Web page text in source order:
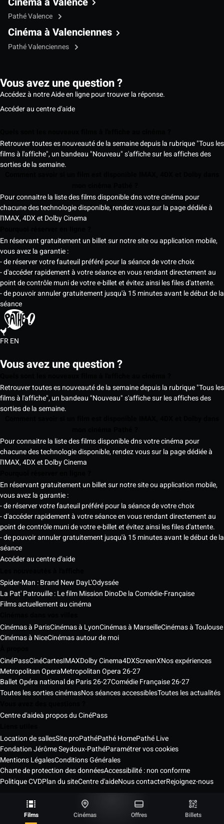
Films Cinémas Offres Billets
Pathé Valence
Cinéma à Valenciennes
Pathé Valenciennes
Vous avez une question ?
Accédez à notre Aide en ligne pour trouver la réponse.
Accéder au centre d'aide
Retrouver toutes es nouveauté de la semaine depuis la rubrique "Tous les
films à l'affiche", un bandeau "Nouveau" s'affiche sur les affiches des
sorties de la semaine.
Pour connaitre la liste des films disponible dns votre cinéma pour
chacune des technologie disponible, rendez vous sur la page dédiée à
l'IMAX, 4DX et Dolby Cinema
En réservant gratuitement un billet sur notre site ou application mobile,
vous avez la garantie :
- de réserver votre fauteuil préféré pour la séance de votre choix
- d'accéder rapidement à votre séance en vous rendant directement au
point de contrôle muni de votre e-billet et évitez ainsi les files d'attente.
- de pouvoir annuler gratuitement jusqu'à 15 minutes avant le début de la
séance
FREN
Vous avez une question ?
Retrouver toutes es nouveauté de la semaine depuis la rubrique "Tous les
films à l'affiche", un bandeau "Nouveau" s'affiche sur les affiches des
sorties de la semaine.
Pour connaitre la liste des films disponible dns votre cinéma pour
chacune des technologie disponible, rendez vous sur la page dédiée à
l'IMAX, 4DX et Dolby Cinema
En réservant gratuitement un billet sur notre site ou application mobile,
vous avez la garantie :
- de réserver votre fauteuil préféré pour la séance de votre choix
- d'accéder rapidement à votre séance en vous rendant directement au
point de contrôle muni de votre e-billet et évitez ainsi les files d'attente.
- de pouvoir annuler gratuitement jusqu'à 15 minutes avant le début de la
séance
Accéder au centre d'aide
Spider-Man : Brand New DayL'Odyssée
La Pat' Patrouille : Le film Mission DinoDe la Comédie-Française
Films actuellement au cinéma
Cinémas à ParisCinémas à LyonCinémas à MarseilleCinémas à Toulouse
Cinémas à NiceCinémas autour de moi
CinéPassCinéCartesIMAXDolby Cinema4DXScreenXNos expériences
Metropolitan OperaMetropolitan Opera 26-27
Ballet Opéra national de Paris 26-27Comédie Française 26-27
Toutes les sorties cinémasNos séances accessiblesToutes les actualités
Centre d'aideà propos du CinéPass
Location de sallesSite proPathéPathé HomePathé Live
Fondation Jérôme Seydoux-PathéParamétrer vos cookies
Mentions LégalesConditions Générales
Charte de protection des donnéesAccessibilité : non conforme
Politique CVDPlan du siteCentre d'aideNous contacterRejoignez-nous
Pathé Cinémas Services © 2026
Tous droits réservés ®